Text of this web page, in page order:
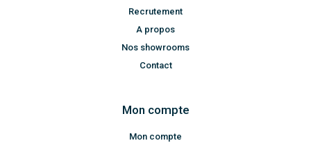
Recrutement
A propos
Nos showrooms
Contact
Mon compte
Mon compte